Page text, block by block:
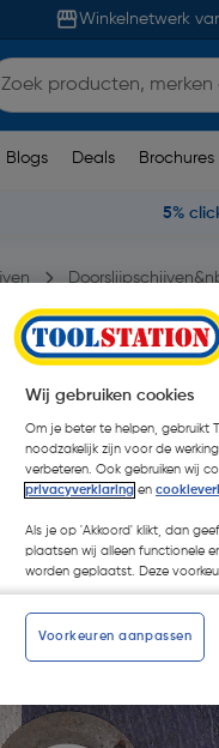
Winkelnetwerk
Blogs Deals Brochures
5%
Wij gebruiken cookies
Om je beter te helpen, gebruikt
noodzakelijk zijn voor de
verbeteren. Ook gebruiken wij
privacyverklaring en
Als je op 'Akkoord' klikt, dan
plaatsen wij alleen functionele
worden geplaatst. Deze
Voorkeuren aanpassen